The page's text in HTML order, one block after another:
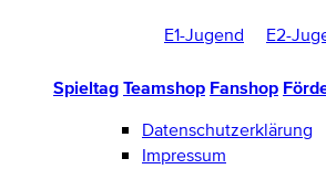
E1-Jugend E2-
Spieltag Teamshop Fanshop
Datenschutzerklärung
Impressum